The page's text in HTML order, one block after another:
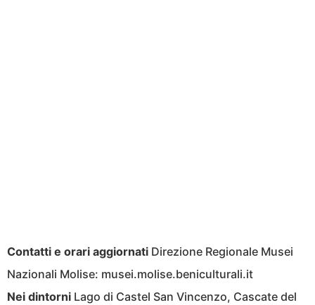
Contatti e orari aggiornati Direzione Regionale Musei
Nazionali Molise: musei.molise.beniculturali.it
Nei dintorni Lago di Castel San Vincenzo, Cascate del